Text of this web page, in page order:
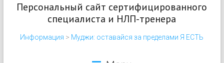
Персональный сайт сертифицированного
специалиста и НЛП-тренера
Информация > Муджи: оставайся за пределами Я ЕСТЬ